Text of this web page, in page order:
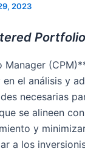
2023
el análisis y
necesarias
se alineen
y
a los